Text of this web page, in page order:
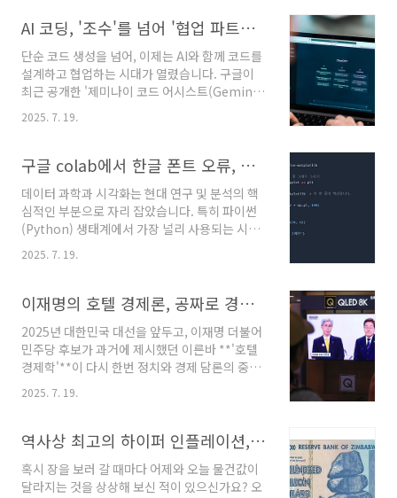
에서 승승장구하며 수백만 달러..
을 알리는 신호탄입니다.[ChatGPT Agent]이
번에 공개된 챗GPT 에이전트는 기존 챗GPT의
대화 능력에 더해, 웹사이트와 상호작용하는 '오
퍼레이터(Operator)'의 기능과 심층적인 정보
분석 및 합성이 가능한 '심층 리서치(Deep
Research)' 기능을 통합한 강력한 '에이전틱 시
리의 일과 삶의 방식을 근본적으로 ..
AI 코딩, '조수'를 넘어 '협업 파트너'로: 구글 제미나이 코드 어시스트의 혁신
단순 코드 생성을 넘어, 이제는 AI와 함께 코드를
설계하고 협업하는 시대가 열렸습니다. 구글이
최근 공개한 '제미나이 코드 어시스트(Gemini
Code Assist)'의 새로운 '에이전트 모드(Agent
Mode)'는 개발자와 AI의 관계를 근본적으로 바
[Gemini Code Assist]과거의 AI 코딩 도우미
가 특정 코드 조각을 생성하거나 간단한 질문에
답하는 수준에 머물렀다면, 이제는 프로젝트 전
체를 이해하고, 복잡한 작업을 계획하며, 개발자
와 능동적으로 소통하는 '지능적인 개발 파트
너'로 진화하고 있습니다. 이번 글에서는 제미나
심층적으로 분석해 보겠습니다...
2025. 7. 19.
구글 colab에서 한글 폰트 오류, 한 방에 해결하는 법
데이터 과학과 시각화는 현대 연구 및 분석의 핵
심적인 부분으로 자리 잡았습니다. 특히 파이썬
(Python) 생태계에서 가장 널리 사용되는 시각
화 라이브러리 중 하나인 Matplotlib은 사용자
가 데이터를 직관적인 그래프와 플롯으로 변환할
러한 강력함에도 불구하고, 비영어권 사용자들은
종종 언어 지원 문제, 특히 폰트 렌더링 문제에 직
면하게 됩니다.구글 코랩(Google Colab)과 같
은 클라우드 기반 개발 환경에서는 기본적으로
한글 폰트가 설치되어 있지 않아, Matplotlib으
로 생성된 그래프의 한글 제목이나 레이블이 깨
여러 복잡한 단계를 거쳐야만 했습니..
2025. 7. 19.
이재명의 호텔 경제론, 공짜로 경제를 선순환시키는 기적 같은 방법
2025년 대한민국 대선을 앞두고, 이재명 더불어
민주당 후보가 과거에 제시했던 이른바 **'호텔
경제학'**이 다시 한번 정치와 경제 담론의 중심
정에서 처음 등장했으며, 이 후보의 핵심 공약인
설명하려는 목적으로 만들어졌습니다. 최근 전북
군산 유세 현장에서 이 후보가 이 비유를 다시 언
급하면서, 그 타당성을 둘러싼 논쟁이 재점화된
것입니다.그렇다면 논란의 중심에 선 '호텔 경제
2025. 7. 19.
역사상 최고의 하이퍼 인플레이션, 어떻게 발생하고 해결되었나?
혹시 장을 보러 갈 때마다 어제와 오늘 물건값이
달라지는 것을 상상해 보신 적이 있으신가요? 오